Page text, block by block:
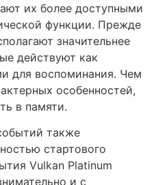
их более доступными
функции. Прежде
значительнее
действуют как
для воспоминания. Чем
особенностей,
в памяти.
также
стартового
Vulkan Platinum
и с